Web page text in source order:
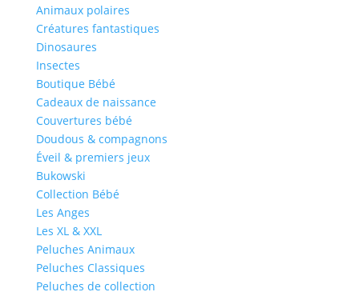
Animaux polaires
Créatures fantastiques
Dinosaures
Insectes
Boutique Bébé
Cadeaux de naissance
Couvertures bébé
Doudous & compagnons
Éveil & premiers jeux
Bukowski
Collection Bébé
Les Anges
Les XL & XXL
Peluches Animaux
Peluches Classiques
Peluches de collection